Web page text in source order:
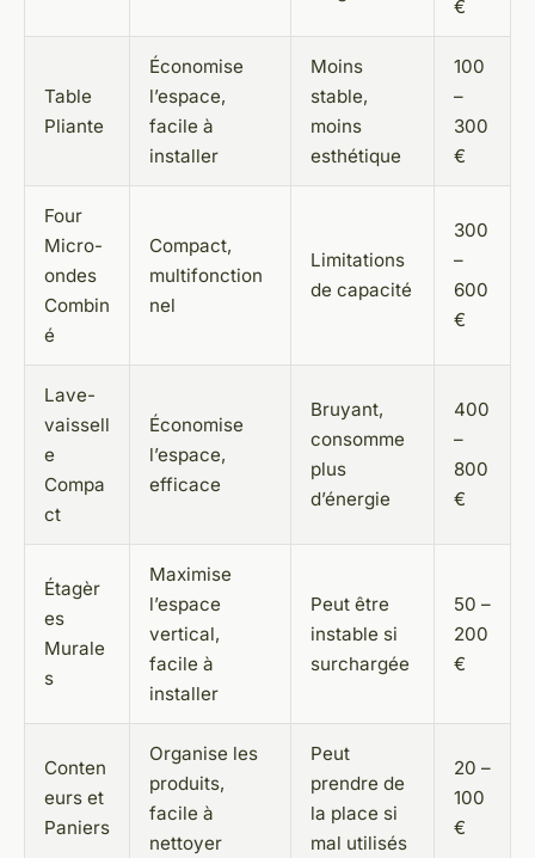
€
Table
Pliante
Économise
l’espace,
facile à
installer
Moins
stable,
moins
esthétique
100
–
300
€
Four
Micro-
ondes
Combin
é
Compact,
multifonction
nel
Limitations
de capacité
300
–
600
€
Lave-
vaissell
e
Compa
ct
Économise
l’espace,
efficace
Bruyant,
consomme
plus
d’énergie
400
–
800
€
Étagèr
es
Murale
s
Maximise
l’espace
vertical,
facile à
installer
Peut être
instable si
surchargée
50 –
200
€
Conten
eurs et
Paniers
Organise les
produits,
facile à
nettoyer
Peut
prendre de
la place si
mal utilisés
20 –
100
€